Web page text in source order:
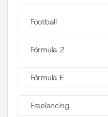
Football
Fórmula 2
Fórmula E
Freelancing